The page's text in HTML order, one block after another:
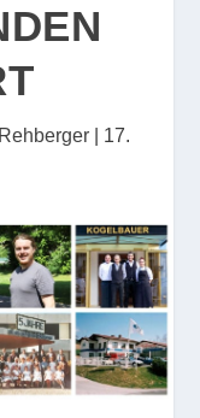
17.